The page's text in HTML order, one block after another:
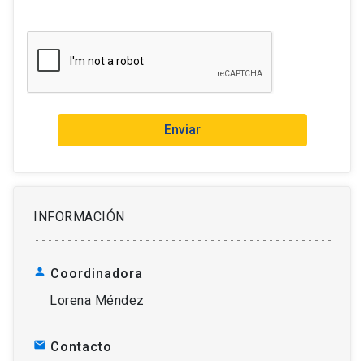
INFORMACIÓN
person Coordinadora
Lorena Méndez
mail Contacto
Enviar